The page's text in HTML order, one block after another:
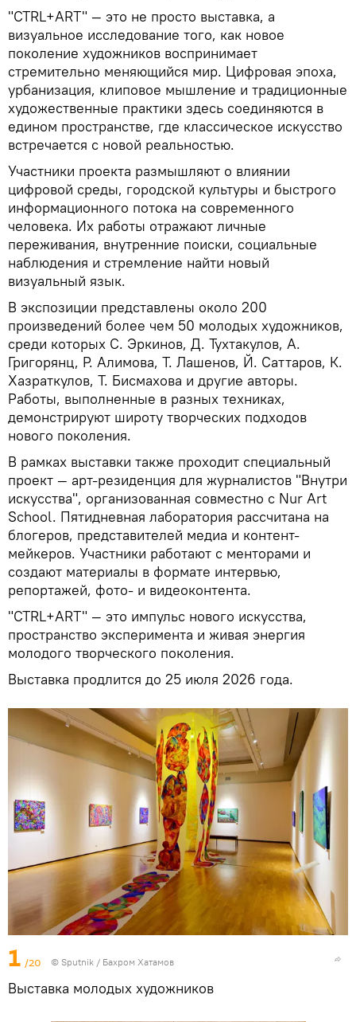
"CTRL+ART" — это не просто выставка, а
визуальное исследование того, как новое
поколение художников воспринимает
стремительно меняющийся мир. Цифровая эпоха,
урбанизация, клиповое мышление и традиционные
художественные практики здесь соединяются в
едином пространстве, где классическое искусство
встречается с новой реальностью.
Участники проекта размышляют о влиянии
цифровой среды, городской культуры и быстрого
информационного потока на современного
человека. Их работы отражают личные
переживания, внутренние поиски, социальные
наблюдения и стремление найти новый
визуальный язык.
В экспозиции представлены около 200
произведений более чем 50 молодых художников,
среди которых С. Эркинов, Д. Тухтакулов, А.
Григорянц, Р. Алимова, Т. Лашенов, Й. Саттаров, К.
Хазраткулов, Т. Бисмахова и другие авторы.
Работы, выполненные в разных техниках,
демонстрируют широту творческих подходов
нового поколения.
В рамках выставки также проходит специальный
проект — арт-резиденция для журналистов "Внутри
искусства", организованная совместно с Nur Art
School. Пятидневная лаборатория рассчитана на
блогеров, представителей медиа и контент-
мейкеров. Участники работают с менторами и
создают материалы в формате интервью,
репортажей, фото- и видеоконтента.
"CTRL+ART" — это импульс нового искусства,
пространство эксперимента и живая энергия
молодого творческого поколения.
Выставка продлится до 25 июля 2026 года.
1 /20 © Sputnik / Бахром Хатамов
Выставка молодых художников